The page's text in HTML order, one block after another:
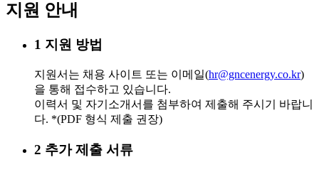
지원 안내
1 지원 방법
지원서는 채용 사이트 또는 이메일(hr@gncenergy.co.kr)
을 통해 접수하고 있습니다.
이력서 및 자기소개서를 첨부하여 제출해 주시기 바랍니
다. *(PDF 형식 제출 권장)
2 추가 제출 서류